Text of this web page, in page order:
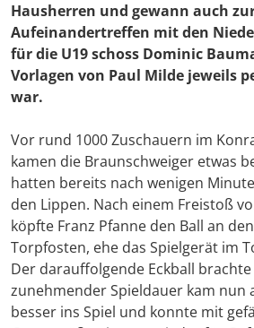
Hausherren und gewann auch
Aufeinandertreffen mit den
für die U19 schoss Dominic
Vorlagen von Paul Milde jeweils
war.
Vor rund 1000 Zuschauern im
kamen die Braunschweiger etwas
hatten bereits nach wenigen
den Lippen. Nach einem Freistoß
köpfte Franz Pfanne den Ball an
Torpfosten, ehe das Spielgerät im
Der darauffolgende Eckball
zunehmender Spieldauer kam nun
besser ins Spiel und konnte mit